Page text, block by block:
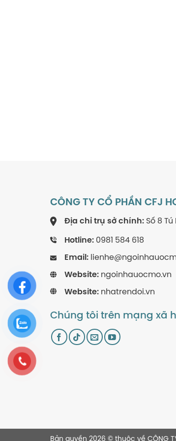
CÔNG TY CỔ PHẦN CFJ
Địa chỉ trụ sở chính: Số 8 Tú
Hotline: 0981 584 618
Email:
Website: ngoinhauocmo.vn
Website: nhatrendoi.vn
Chúng tôi trên mạng xã
Bản quyền 2026 © thuộc về CÔNG TY